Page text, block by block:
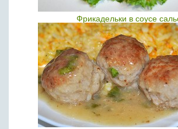
Фрикадельки в соусе